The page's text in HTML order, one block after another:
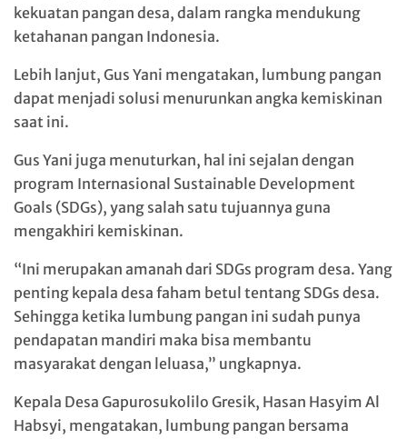
kekuatan pangan desa, dalam rangka mendukung
ketahanan pangan Indonesia.
Lebih lanjut, Gus Yani mengatakan, lumbung pangan
dapat menjadi solusi menurunkan angka kemiskinan
saat ini.
Gus Yani juga menuturkan, hal ini sejalan dengan
program Internasional Sustainable Development
Goals (SDGs), yang salah satu tujuannya guna
mengakhiri kemiskinan.
“Ini merupakan amanah dari SDGs program desa. Yang
penting kepala desa faham betul tentang SDGs desa.
Sehingga ketika lumbung pangan ini sudah punya
pendapatan mandiri maka bisa membantu
masyarakat dengan leluasa,” ungkapnya.
Kepala Desa Gapurosukolilo Gresik, Hasan Hasyim Al
Habsyi, mengatakan, lumbung pangan bersama